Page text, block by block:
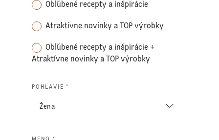
Obľúbené recepty a inšpirácie
Atraktívne novinky a TOP výrobky
Obľúbené recepty a inšpirácie +
Atraktívne novinky a TOP výrobky
POHLAVIE *